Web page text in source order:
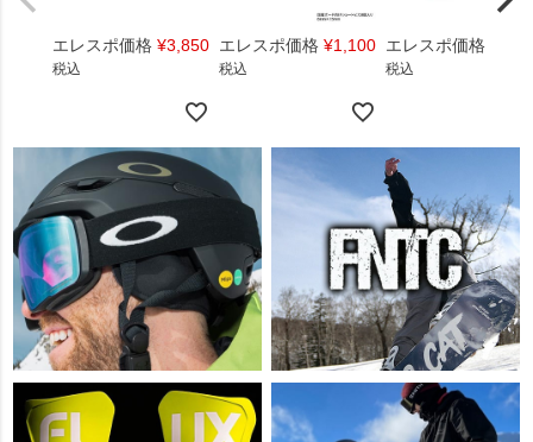
エレスポ価格 ¥3,850
税込
エレスポ価格 ¥1,100
税込
エレスポ価格
税込